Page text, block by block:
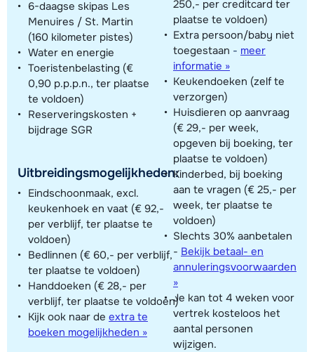
6-daagse skipas Les
Menuires / St. Martin
(160 kilometer pistes)
Water en energie
Toeristenbelasting (€
0,90 p.p.p.n., ter plaatse
te voldoen)
Reserveringskosten +
bijdrage SGR
Uitbreidingsmogelijkheden:
Eindschoonmaak, excl.
keukenhoek en vaat (€ 92,-
per verblijf, ter plaatse te
voldoen)
Bedlinnen (€ 60,- per verblijf,
ter plaatse te voldoen)
Handdoeken (€ 28,- per
verblijf, ter plaatse te voldoen)
Kijk ook naar de extra te
boeken mogelijkheden »
250,- per creditcard ter
plaatse te voldoen)
Extra persoon/baby niet
toegestaan - meer
informatie »
Keukendoeken (zelf te
verzorgen)
Huisdieren op aanvraag
(€ 29,- per week,
opgeven bij boeking, ter
plaatse te voldoen)
Kinderbed, bij boeking
aan te vragen (€ 25,- per
week, ter plaatse te
voldoen)
Slechts 30% aanbetalen
- Bekijk betaal- en
annuleringsvoorwaarden
»
Je kan tot 4 weken voor
vertrek kosteloos het
aantal personen
wijzigen.